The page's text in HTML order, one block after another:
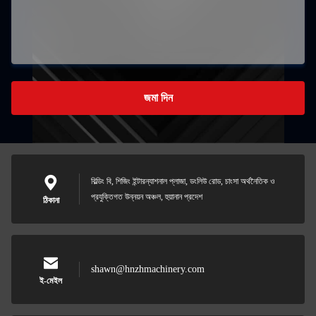
জমা দিন
ঠিকানা
বিল্ডিং বি, শিজিং ইন্টারন্যাশনাল প্লাজা, ডংলিউ রোড, চাংসা অর্থনৈতিক ও
প্রযুক্তিগত উন্নয়ন অঞ্চল, হুয়ানান প্রদেশ
ই-মেইল
shawn@hnzhmachinery.com